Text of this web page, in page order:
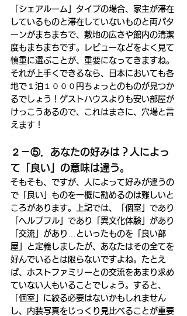
「シェアルーム」タイプの場合、家主が滞在
しているものと滞在していないものと両パタ
ーンがまちまちで、敷地の広さや館内の清潔
度もまちまちです。レビューなどをよく見て
慎重に選ぶことが、重要になってきますね。
それが上手くできるなら、日本においても各
地で１泊１０００円ちょっとのものが見つか
るでしょう！ゲストハウスよりも安い部屋が
けっこうあるので、これはまさに、穴場と言
えます！
２－⑤．あなたの好みは？人によっ
て「良い」の意味は違う。
そもそも、ですが、人によって好みが違うの
で「良い」ものを一概に勧めるのは難しいと
ころがあります。上記では、「個室」であり
「ヘルプフル」であり「異文化体験」があり
「交流」があり…といったものを「良い部
屋」と定義しましたが、あなたはその全てを
好んでいるとは限らないですよね。たとえ
ば、ホストファミリーとの交流をあまり求め
ていない人もいることでしょう。すると、
「個室」に絞る必要はないかもしれません
し、内装写真をじっくり見比べることが重要